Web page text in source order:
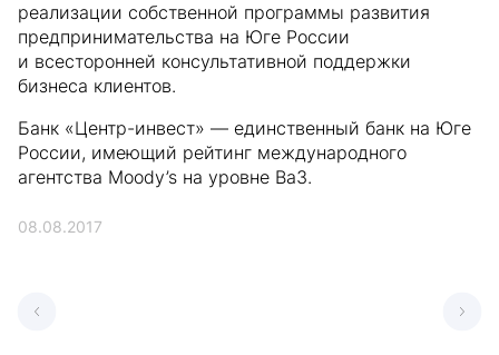
реализации собственной программы развития
предпринимательства на Юге России
и всесторонней консультативной поддержки
бизнеса клиентов.
Банк «Центр-инвест» — единственный банк на Юге
России, имеющий рейтинг международного
агентства Moody’s на уровне Вa3.
08.08.2017